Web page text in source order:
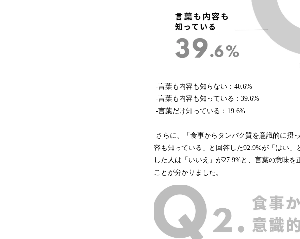
-言葉も内容も知らない：40.6%
-言葉も内容も知っている：39.6%
-言葉だけ知っている：19.6%
さらに、「食事からタンパク質を意識的に摂
容も知っている」と回答した92.9%が「はい
した人は「いいえ」が27.9%と、言葉の意味
ことが分かりました。